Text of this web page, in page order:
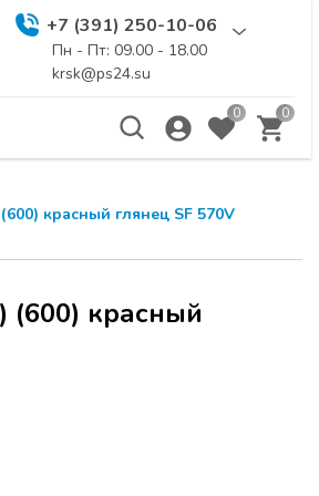
+7 (391) 250-10-06
Пн - Пт: 09.00 - 18.00
krsk@ps24.su
0 0
красный глянец SF 570V
красный